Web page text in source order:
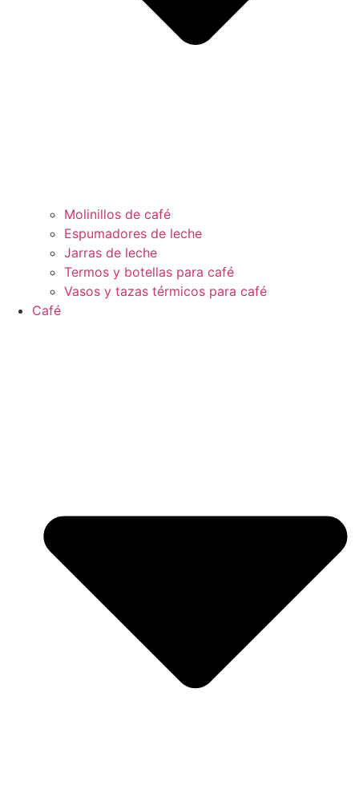
Molinillos de café
Espumadores de leche
Jarras de leche
Termos y botellas para café
Vasos y tazas térmicos para café
Café